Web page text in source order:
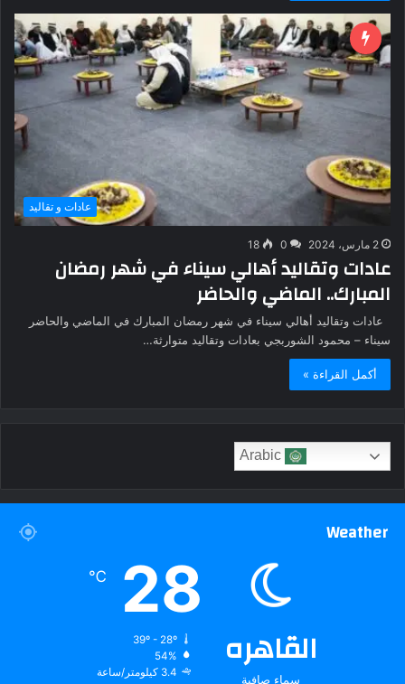
عادات و تقاليد
2 مارس، 2024 0
18
عادات وتقاليد أهالي سيناء في شهر رمضان
المبارك.. الماضي والحاضر
عادات وتقاليد أهالي سيناء في شهر رمضان المبارك في الماضي والحاضر
سيناء – محمود الشوربجي بعادات وتقاليد متوارثة…
أكمل القراءة »
Weather
القاهره
سماء صافية
28
℃
39º - 28º
54%
3.4 كيلومتر/ساعة